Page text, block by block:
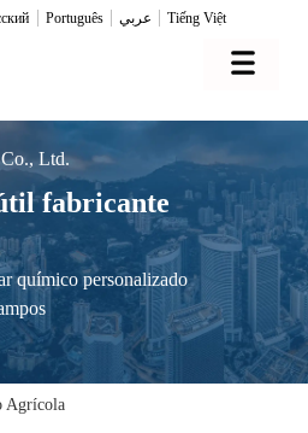
Português عربي Tiếng Việt
Ltd.
fabricante
químico personalizado
Agrícola